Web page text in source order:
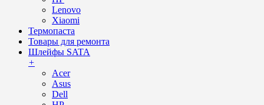
Lenovo
Xiaomi
Термопаста
Товары для ремонта
Шлейфы SATA
+
Acer
Asus
Dell